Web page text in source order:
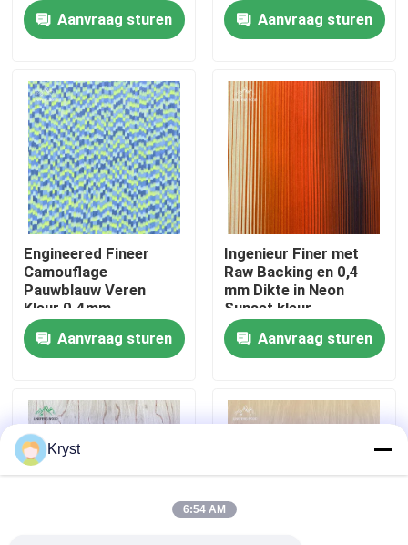
Huis
Video's
Over ons
Fabriekstocht
Kwaliteitscontrole
Neem contact met ons op
Nieuws
Gevallen
Aanvraag sturen
Aanvraag sturen
Engineered Fineer
Camouflage
Pauwblauw Veren
Kleur 0.4mm
Aanvraag sturen
Ingenieur Finer met
Raw Backing en 0,4
mm Dikte in Neon
Sunset kleur
Aanvraag sturen
Kryst
6:54 AM